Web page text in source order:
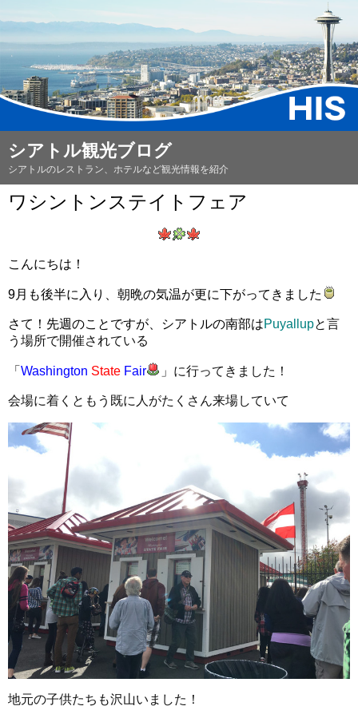
シアトル観光ブログ
シアトルのレストラン、ホテルなど観光情報を紹介
ワシントンステイトフェア
こんにちは！
9月も後半に入り、朝晩の気温が更に下がってきました
さて！先週のことですが、シアトルの南部はPuyallupと言
う場所で開催されている
「 Washington State Fair 」に行ってきました！
会場に着くともう既に人がたくさん来場していて
地元の子供たちも沢山いました！